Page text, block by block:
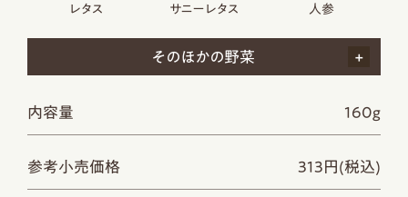
レタス サニーレタス 人参
そのほかの野菜
内容量 160g
参考小売価格 313円(税込)